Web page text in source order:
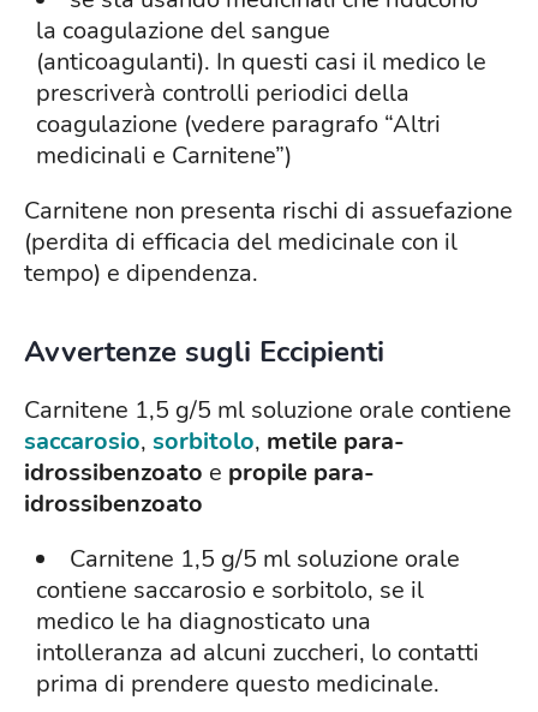
la coagulazione del sangue
(anticoagulanti). In questi casi il medico le
prescriverà controlli periodici della
coagulazione (vedere paragrafo “Altri
medicinali e Carnitene”)
Carnitene non presenta rischi di assuefazione
(perdita di efficacia del medicinale con il
tempo) e dipendenza.
Avvertenze sugli Eccipienti
Carnitene 1,5 g/5 ml soluzione orale contiene
saccarosio, sorbitolo, metile para-
idrossibenzoato e propile para-
idrossibenzoato
Carnitene 1,5 g/5 ml soluzione orale
contiene saccarosio e sorbitolo, se il
medico le ha diagnosticato una
intolleranza ad alcuni zuccheri, lo contatti
prima di prendere questo medicinale.